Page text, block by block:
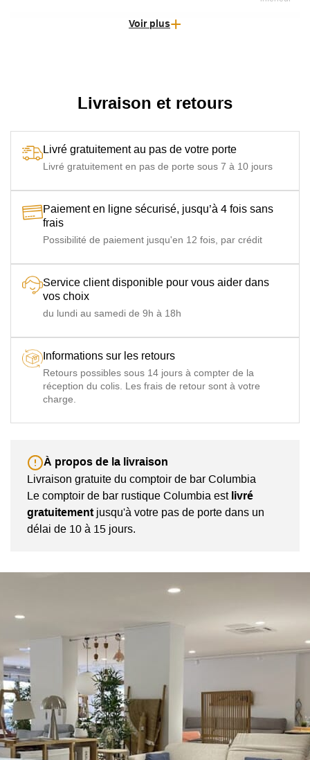
Voir plus
Livraison et retours
Livré gratuitement au pas de votre porte
Livré gratuitement en pas de porte sous 7 à 10 jours
Paiement en ligne sécurisé, jusqu’à 4 fois sans
frais
Possibilité de paiement jusqu'en 12 fois, par crédit
Service client disponible pour vous aider dans
vos choix
du lundi au samedi de 9h à 18h
Informations sur les retours
Retours possibles sous 14 jours à compter de la
réception du colis. Les frais de retour sont à votre
charge.
À propos de la livraison
Livraison gratuite du comptoir de bar Columbia
Le comptoir de bar rustique Columbia est livré
gratuitementjusqu'à votre pas de porte dans un
délai de 10 à 15 jours.